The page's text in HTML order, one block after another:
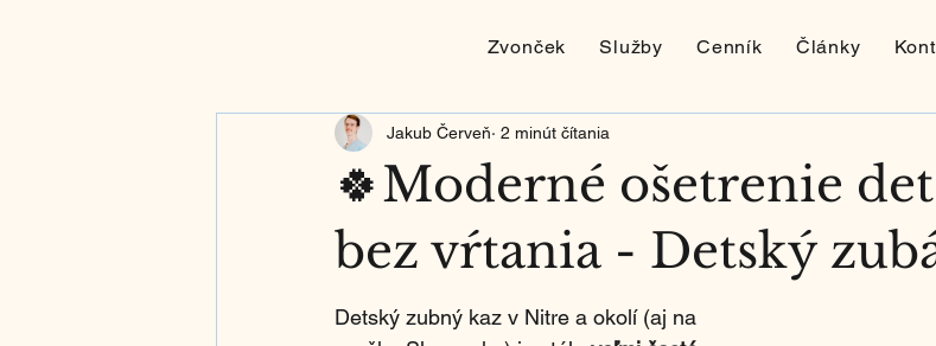
Zvonček Služby Cenník Články
🍀Moderné ošetrenie
bez vŕtania - Detský
Jakub Červeň 2 minút čítania
Detský zubný kaz v Nitre a okolí (aj na